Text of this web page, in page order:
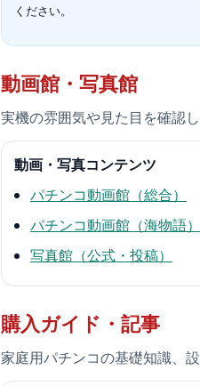
ください。
動画館・写真館
実機の雰囲気や見た目を確認
動画・写真コンテンツ
パチンコ動画館（総合）
パチンコ動画館（海物語）
写真館（公式・投稿）
購入ガイド・記事
家庭用パチンコの基礎知識、